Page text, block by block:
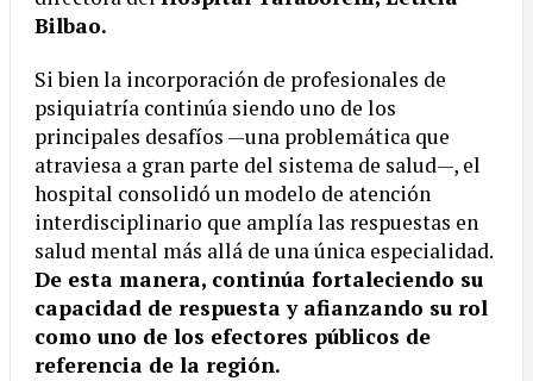
Bilbao.
Si bien la incorporación de profesionales de
psiquiatría continúa siendo uno de los
principales desafíos —una problemática que
atraviesa a gran parte del sistema de salud—, el
hospital consolidó un modelo de atención
interdisciplinario que amplía las respuestas en
salud mental más allá de una única especialidad.
De esta manera, continúa fortaleciendo su
capacidad de respuesta y afianzando su rol
como uno de los efectores públicos de
referencia de la región.